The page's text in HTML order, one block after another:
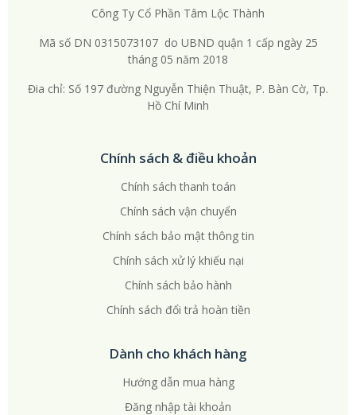
Công Ty Cổ Phần Tâm Lộc Thành
Mã số DN 0315073107 do UBND quận 1 cấp ngày 25
tháng 05 năm 2018
Đia chỉ: Số 197 đường Nguyễn Thiện Thuật, P. Bàn Cờ, Tp.
Hồ Chí Minh
Chính sách & điều khoản
Chính sách thanh toán
Chính sách vận chuyển
Chính sách bảo mật thông tin
Chính sách xử lý khiếu nại
Chính sách bảo hành
Chính sách đổi trả hoàn tiền
Dành cho khách hàng
Hướng dẫn mua hàng
Đăng nhập tài khoản